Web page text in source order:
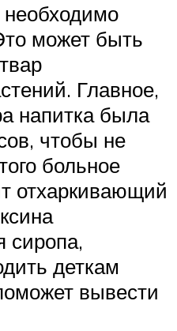
может быть
Главное,
напитка была
чтобы не
больное
отхаркивающий
сиропа,
деткам
вывести